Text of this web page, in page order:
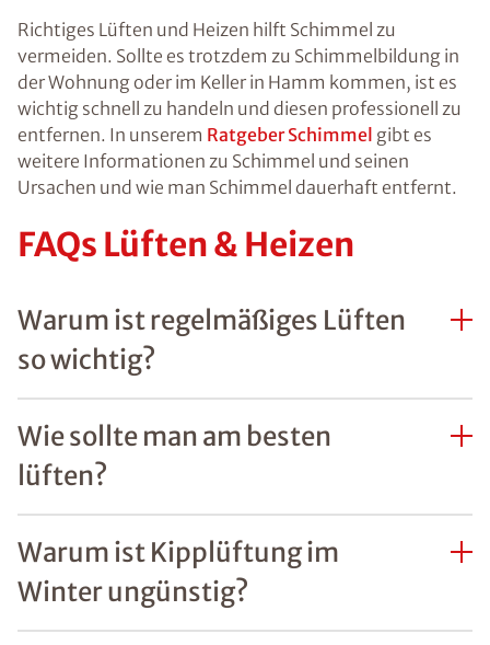
Richtiges Lüften und Heizen hilft Schimmel zu
vermeiden. Sollte es trotzdem zu Schimmelbildung in
der Wohnung oder im Keller in Hamm kommen, ist es
wichtig schnell zu handeln und diesen professionell zu
entfernen. In unserem Ratgeber Schimmel gibt es
weitere Informationen zu Schimmel und seinen
Ursachen und wie man Schimmel dauerhaft entfernt.
FAQs Lüften & Heizen
Warum ist regelmäßiges Lüften
so wichtig?
Wie sollte man am besten
lüften?
Warum ist Kipplüftung im
Winter ungünstig?